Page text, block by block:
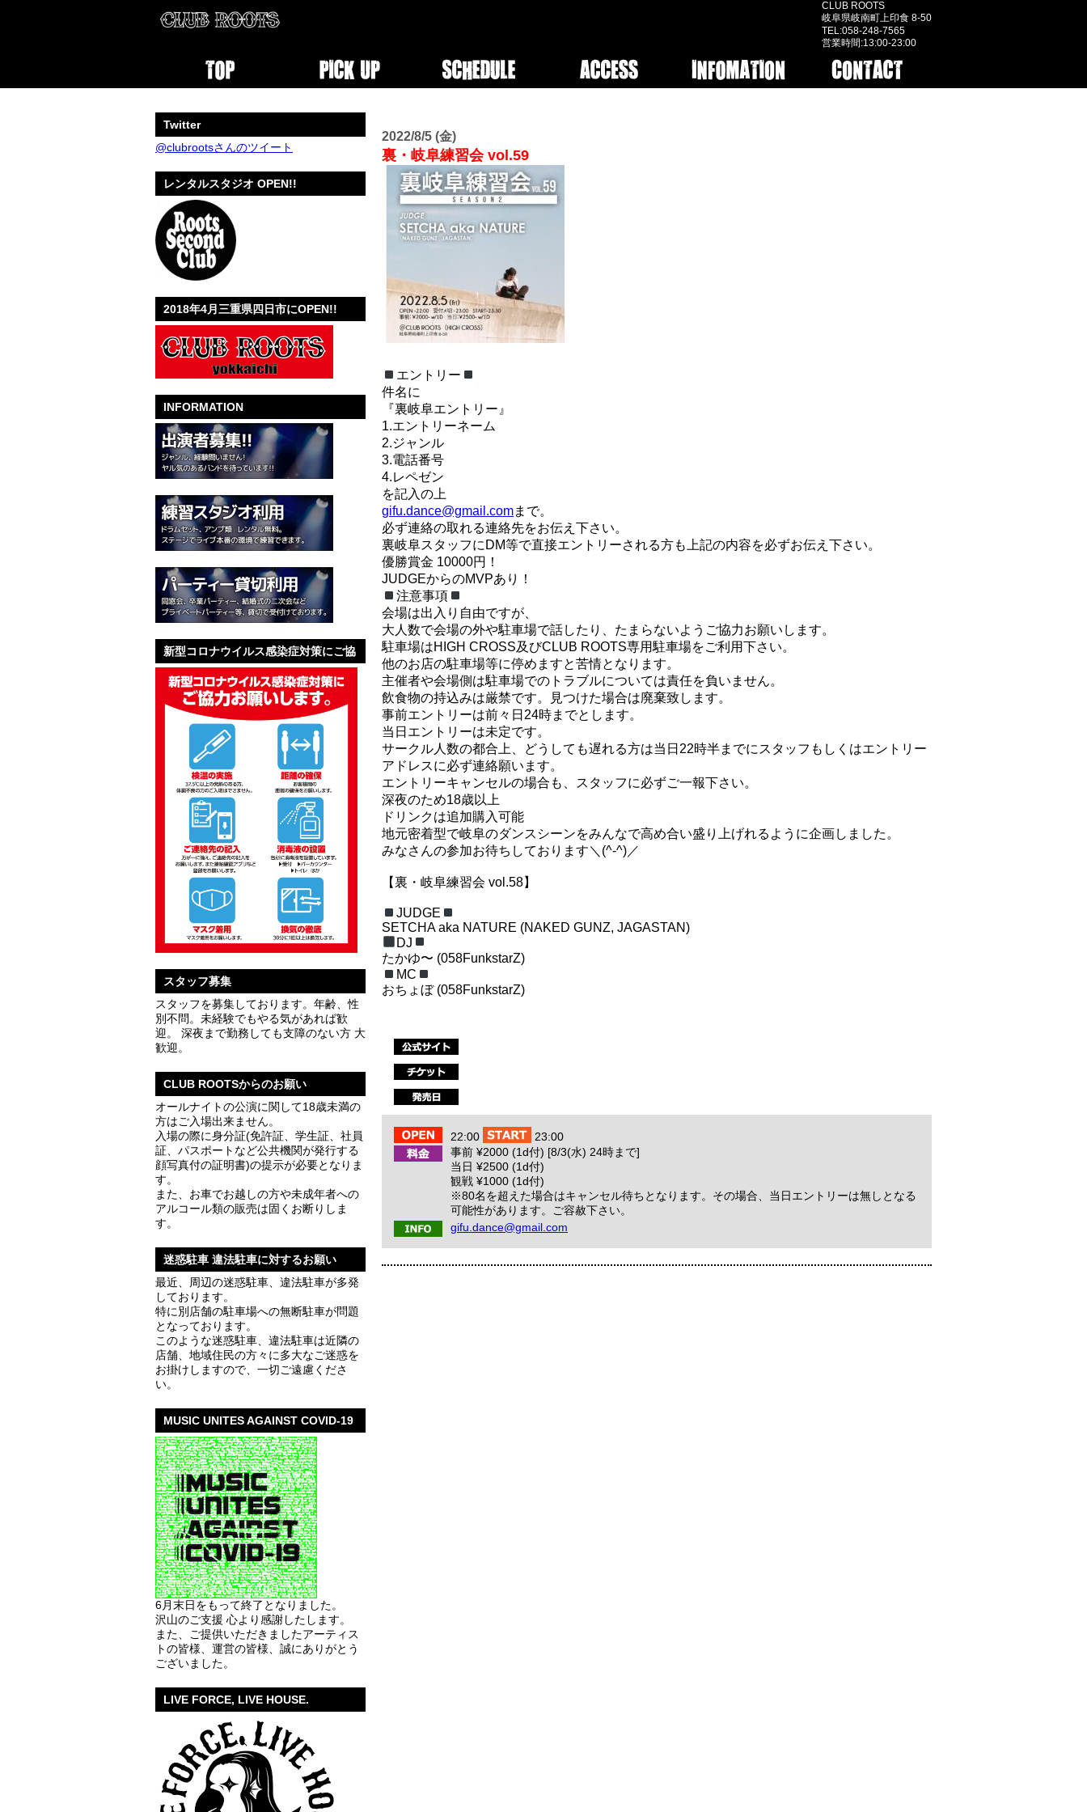
CLUB ROOTS
岐阜県岐南町上印食 8-50
TEL:058-248-7565
営業時間:13:00-23:00
2022/8/5 (金)
裏・岐阜練習会 vol.59
エントリー
件名に
『裏岐阜エントリー』
1.エントリーネーム
2.ジャンル
3.電話番号
4.レペゼン
を記入の上
gifu.dance@gmail.comまで。
必ず連絡の取れる連絡先をお伝え下さい。
裏岐阜スタッフにDM等で直接エントリーされる方も上記の内容を必ずお伝え下さい。
優勝賞金 10000円！
JUDGEからのMVPあり！
注意事項
会場は出入り自由ですが、
大人数で会場の外や駐車場で話したり、たまらないようご協力お願いします。
駐車場はHIGH CROSS及びCLUB ROOTS専用駐車場をご利用下さい。
他のお店の駐車場等に停めますと苦情となります。
主催者や会場側は駐車場でのトラブルについては責任を負いません。
飲食物の持込みは厳禁です。見つけた場合は廃棄致します。
事前エントリーは前々日24時までとします。
当日エントリーは未定です。
サークル人数の都合上、どうしても遅れる方は当日22時半までにスタッフもしくはエントリー
アドレスに必ず連絡願います。
エントリーキャンセルの場合も、スタッフに必ずご一報下さい。
深夜のため18歳以上
ドリンクは追加購入可能
地元密着型で岐阜のダンスシーンをみんなで高め合い盛り上げれるように企画しました。
みなさんの参加お待ちしております＼(^-^)／
【裏・岐阜練習会 vol.58】
JUDGE
SETCHA aka NATURE (NAKED GUNZ, JAGASTAN)
DJ
たかゆ〜 (058FunkstarZ)
MC
おちょぼ (058FunkstarZ)
22:00
23:00
事前 ¥2000 (1d付) [8/3(水) 24時まで]
当日 ¥2500 (1d付)
観戦 ¥1000 (1d付)
※80名を超えた場合はキャンセル待ちとなります。その場合、当日エントリーは無しとなる
可能性があります。ご容赦下さい。
gifu.dance@gmail.com
Twitter
@clubrootsさんのツイート
レンタルスタジオ OPEN!!
2018年4月三重県四日市にOPEN!!
INFORMATION
新型コロナウイルス感染症対策にご協
力お願いします。
スタッフ募集
スタッフを募集しております。年齢、性
別不問。未経験でもやる気があれば歓
迎。 深夜まで勤務しても支障のない方 大
歓迎。
CLUB ROOTSからのお願い
オールナイトの公演に関して18歳未満の
方はご入場出来ません。
入場の際に身分証(免許証、学生証、社員
証、パスポートなど公共機関が発行する
顔写真付の証明書)の提示が必要となりま
す。
また、お車でお越しの方や未成年者への
アルコール類の販売は固くお断りしま
す。
迷惑駐車 違法駐車に対するお願い
最近、周辺の迷惑駐車、違法駐車が多発
しております。
特に別店舗の駐車場への無断駐車が問題
となっております。
このような迷惑駐車、違法駐車は近隣の
店舗、地域住民の方々に多大なご迷惑を
お掛けしますので、一切ご遠慮くださ
い。
MUSIC UNITES AGAINST COVID-19
6月末日をもって終了となりました。
沢山のご支援 心より感謝したします。
また、ご提供いただきましたアーティス
トの皆様、運営の皆様、誠にありがとう
ございました。
LIVE FORCE, LIVE HOUSE.